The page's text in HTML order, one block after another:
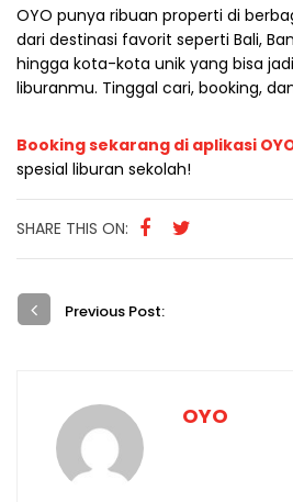
OYO punya ribuan properti di
dari destinasi favorit seperti Bali,
hingga kota-kota unik yang bisa
liburanmu. Tinggal cari, booking,
Booking sekarang di aplikasi
spesial liburan sekolah!
SHARE THIS ON:
Previous Post:
OYO